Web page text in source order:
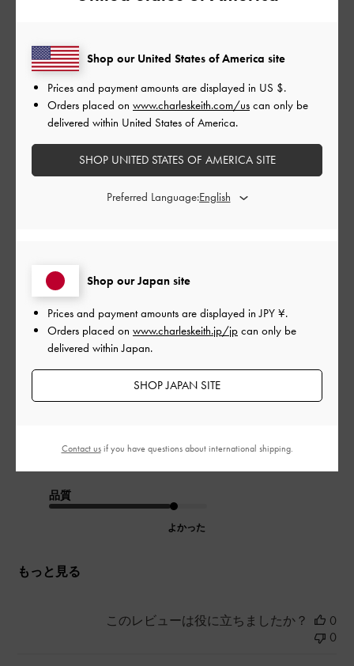
もっと見る
フィルター
並べ替え
履きやすくて綺麗なシルエット
とても履きやすくて綺麗なシルエットです。
ストラップがシリコンなので履いているうちにどんどん伸びて
しまうかもという心配はありますが、履き心地が良く長時間履
いて出かけても足が疲れにくいので今年の夏はたくさん履いて
出かけたいです。
サイズ: 39/24.5cm |カラー: ブラック系
品質
よかった
もっと見る
Review translation not available
2026-06-17
このレビューは役に立ちましたか？
0
0
Shop our Japan site
Prices and payment amounts are displayed inJPY ¥.
Orders placed on www.charleskeith.jp/jp can only be
delivered within Japan.
SHOP JAPAN SITE
Shop our United States of America site
Prices and payment amounts are displayed in US $.
Orders placed on www.charleskeith.com/us can only be
delivered within United States of America.
SHOP UNITED STATES OF AMERICA SITE
Preferred Language:
Contact usif you have questions about international shipping.